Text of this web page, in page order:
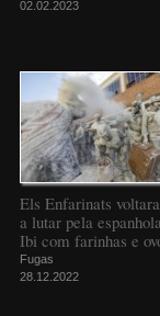
02.02.2023
Els Enfarinats
a lutar pela espanhola
Ibi com farinhas e
Fugas
28.12.2022